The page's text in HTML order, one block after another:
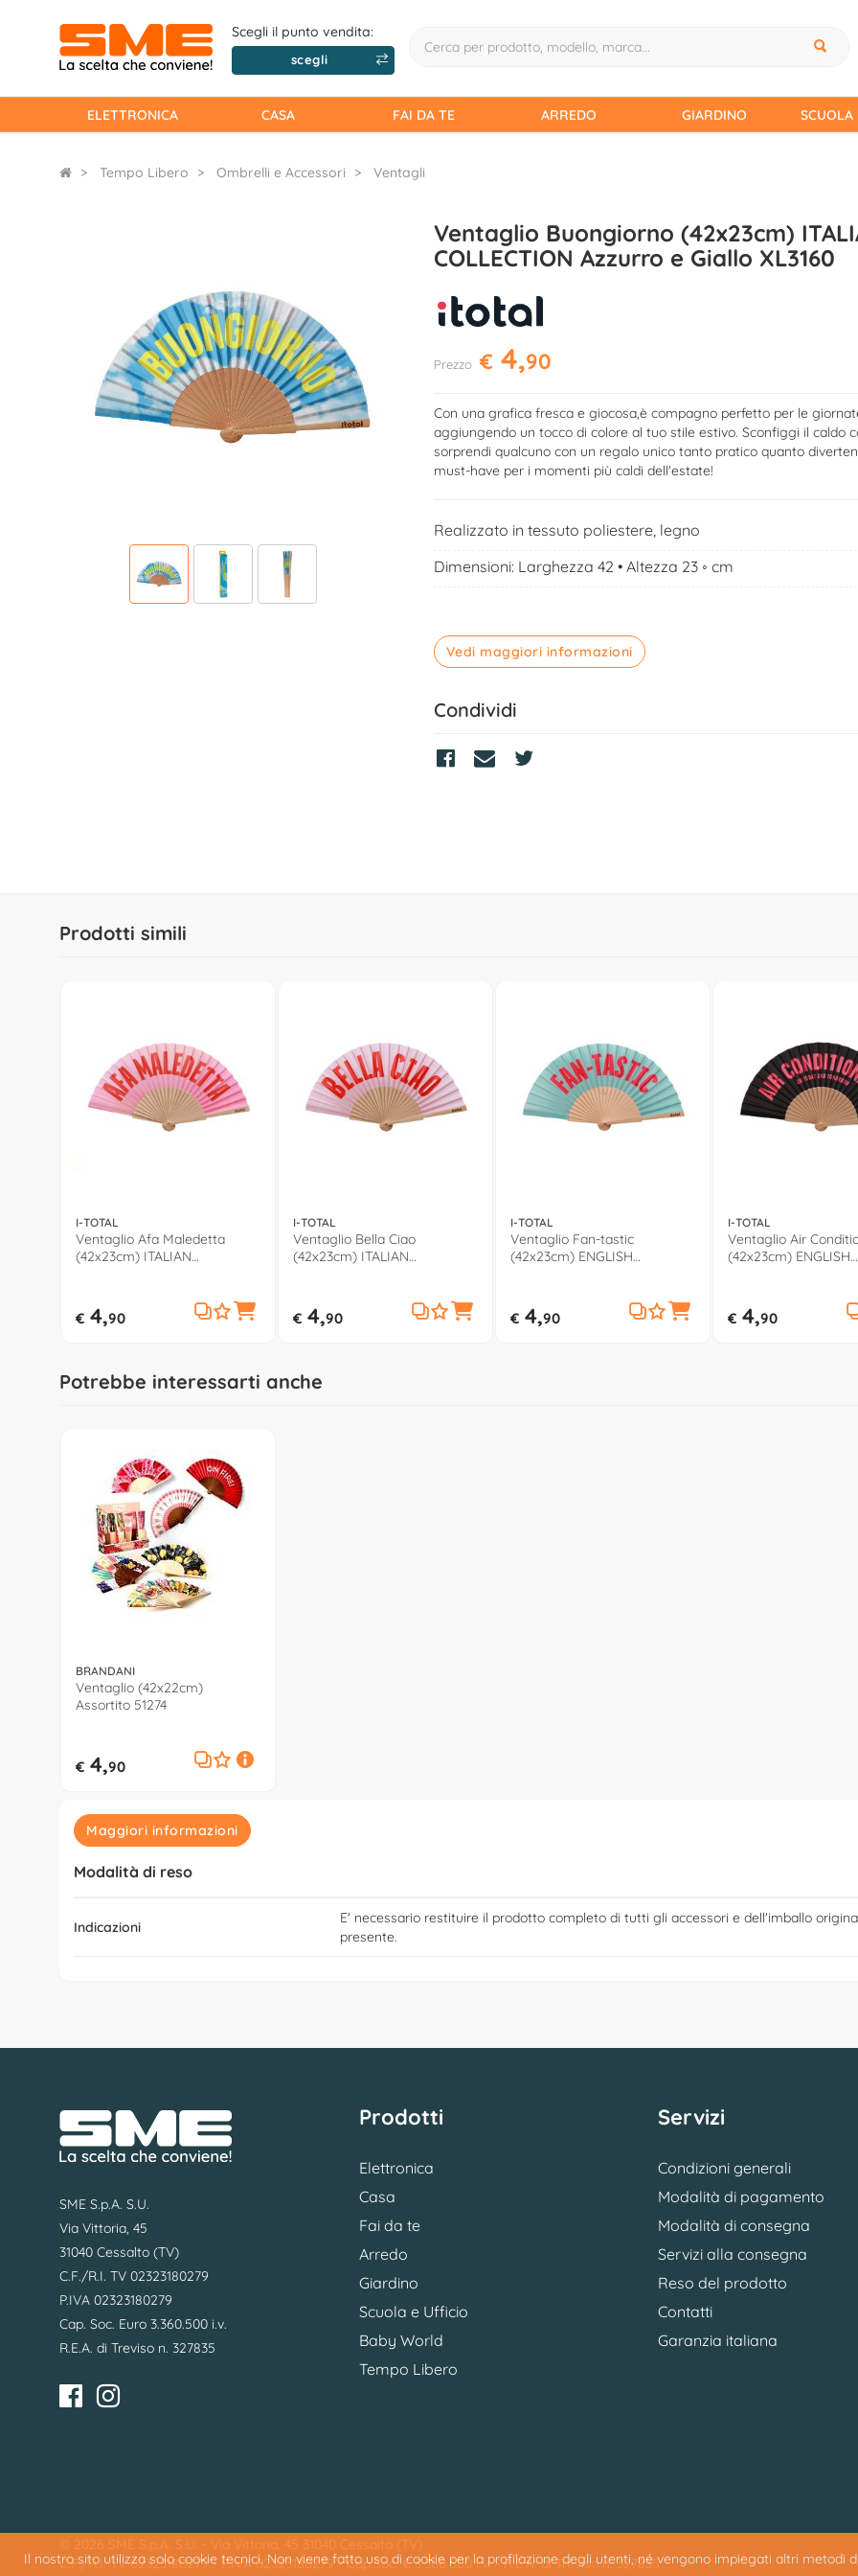
Scegli il punto vendita:
scegli
ELETTRONICA CASA FAI DA TE ARREDO GIARDINO SCUOLA
Tempo Libero Ombrelli e Accessori Ventagli
Ventaglio Buongiorno (42x23cm)
COLLECTION Azzurro e Giallo XL3160
Prezzo € 4,90
Con una grafica fresca e giocosa,è compagno perfetto per le
aggiungendo un tocco di colore al tuo stile estivo. Sconfiggi il caldo
sorprendi qualcuno con un regalo unico tanto pratico quanto
must-have per i momenti più caldi dell'estate!
Realizzato in tessuto poliestere, legno
Dimensioni: Larghezza 42 • Altezza 23 ◦ cm
Vedi maggiori informazioni
Condividi
Prodotti simili
I-TOTAL
Ventaglio Afa Maledetta
(42x23cm) ITALIAN
€ 4,90
I-TOTAL
Ventaglio Bella Ciao
(42x23cm) ITALIAN
€ 4,90
I-TOTAL
Ventaglio Fan-tastic
(42x23cm) ENGLISH
€ 4,90
I-TOTAL
Ventaglio Air
(42x23cm) ENGLISH
€ 4,90
Potrebbe interessarti anche
BRANDANI
Ventaglio (42x22cm)
Assortito 51274
€ 4,90
Maggiori informazioni
Modalità di reso
Indicazioni
E' necessario restituire il prodotto completo di tutti gli accessori e dell'imballo
presente.
Il nostro sito utilizza solo cookie tecnici. Non viene fatto uso di cookie per la profilazione degli utenti, né vengono impiegati altri metodi
SME S.p.A. S.U.
Via Vittoria, 45
31040 Cessalto (TV)
C.F./R.I. TV 02323180279
P.IVA 02323180279
Cap. Soc. Euro 3.360.500 i.v.
R.E.A. di Treviso n. 327835
Prodotti
Elettronica
Casa
Fai da te
Arredo
Giardino
Scuola e Ufficio
Baby World
Tempo Libero
Servizi
Condizioni generali
Modalità di pagamento
Modalità di consegna
Servizi alla consegna
Reso del prodotto
Contatti
Garanzia italiana
C.F./R.I. TV 02323180279 - P.IVA 02323180279 - Cap.Soc. € 3.360.500 i.v. - R.E.A. di Treviso n. 327835